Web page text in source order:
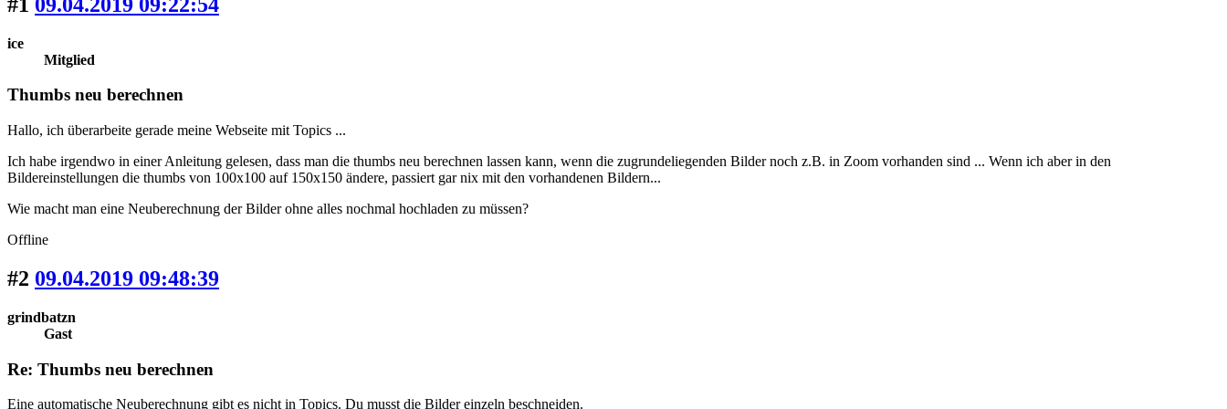
ice
Mitglied
Thumbs neu berechnen
Hallo, ich überarbeite gerade meine Webseite mit Topics ...
Ich habe irgendwo in einer Anleitung gelesen, dass man die thumbs neu berechnen lassen kann, wenn die zugrundeliegenden Bilder noch z.B. in Zoom vorhanden sind ... Wenn ich aber in den
Bildereinstellungen die thumbs von 100x100 auf 150x150 ändere, passiert gar nix mit den vorhandenen Bildern...
Wie macht man eine Neuberechnung der Bilder ohne alles nochmal hochladen zu müssen?
Offline
#2 09.04.2019 09:48:39
grindbatzn
Gast
Re: Thumbs neu berechnen
Eine automatische Neuberechnung gibt es nicht in Topics. Du musst die Bilder einzeln beschneiden.